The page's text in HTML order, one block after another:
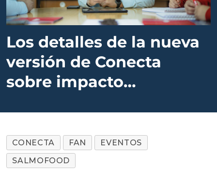
Los detalles de la nueva
versión de Conecta
sobre impacto
CONECTA FAN
EVENTOS
SALMOFOOD